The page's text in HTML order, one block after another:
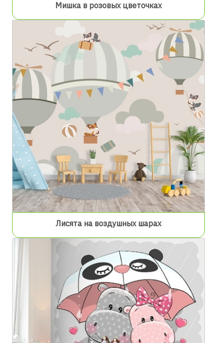
Мишка в розовых цветочках
Лисята на воздушных шарах